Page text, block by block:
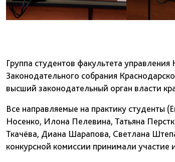
Группа студентов факультета управления
Законодательного собрания
высший законодательный орган власти
Все направляемые на практику студенты
Носенко, Илона Пелевина, Татьяна
Ткачёва, Диана Шарапова, Светлана
конкурсной комиссии принимали участие